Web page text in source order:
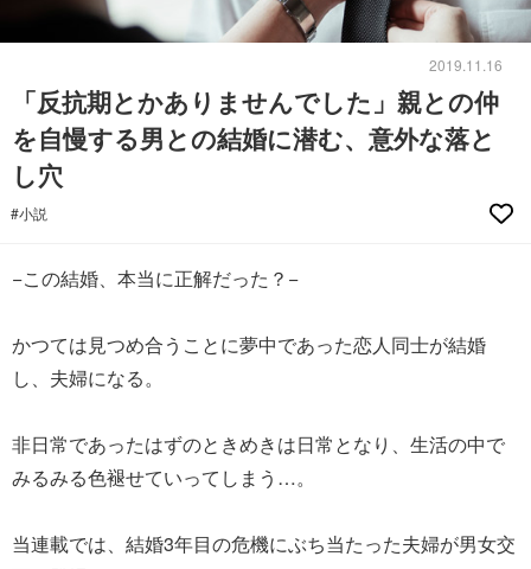
2019.11.16
「反抗期とかありませんでした」親との仲
を自慢する男との結婚に潜む、意外な落と
し穴
#小説
−この結婚、本当に正解だった？−
かつては見つめ合うことに夢中であった恋人同士が結婚
し、夫婦になる。
非日常であったはずのときめきは日常となり、生活の中で
みるみる色褪せていってしまう…。
当連載では、結婚3年目の危機にぶち当たった夫婦が男女交